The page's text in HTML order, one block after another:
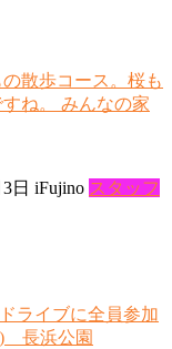
散歩コース。桜も
ね。 みんなの家
日 iFujino スタッフ
ライブに全員参加
) 長浜公園